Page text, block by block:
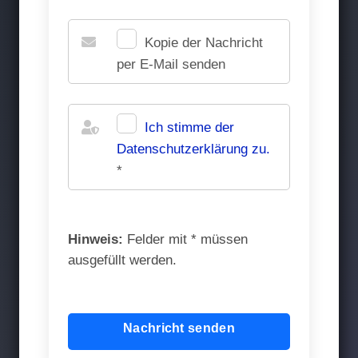
Kopie der Nachricht
per E-Mail senden
Ich stimme der
Datenschutz­erklärung zu.
*
Hinweis: Felder mit * müssen
ausgefüllt werden.
Nachricht senden